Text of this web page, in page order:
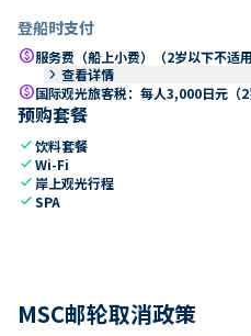
登船时支付
paid服务费（船上小费）（2岁以下不适用
keyboard_arrow_right 查看详情
paid国际观光旅客税：每人3,000日元
预购套餐
check饮料套餐
checkWi-Fi
check 岸上观光行程
checkSPA
MSC邮轮取消政策